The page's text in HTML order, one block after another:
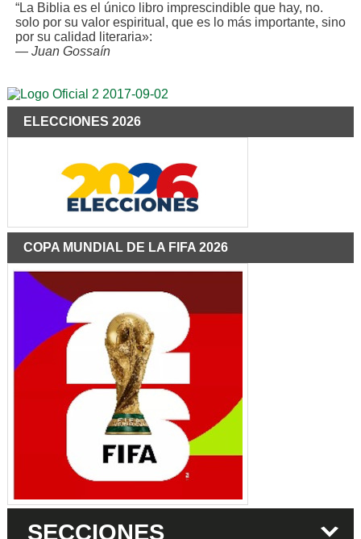
“La Biblia es el único libro imprescindible que hay, no.
solo por su valor espiritual, que es lo más importante, sino
por su calidad literaria»:
— Juan Gossaín
ELECCIONES 2026
COPA MUNDIAL DE LA FIFA 2026
SECCIONES